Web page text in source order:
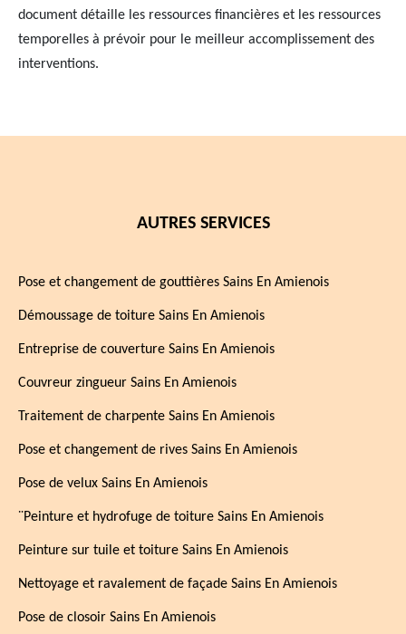
document détaille les ressources financières et les ressources
temporelles à prévoir pour le meilleur accomplissement des
interventions.
AUTRES SERVICES
Pose et changement de gouttières Sains En Amienois
Démoussage de toiture Sains En Amienois
Entreprise de couverture Sains En Amienois
Couvreur zingueur Sains En Amienois
Traitement de charpente Sains En Amienois
Pose et changement de rives Sains En Amienois
Pose de velux Sains En Amienois
¨Peinture et hydrofuge de toiture Sains En Amienois
Peinture sur tuile et toiture Sains En Amienois
Nettoyage et ravalement de façade Sains En Amienois
Pose de closoir Sains En Amienois